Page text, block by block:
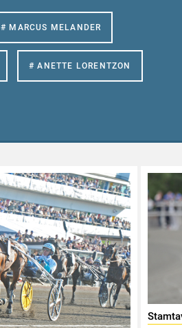
# MARCUS MELANDER
# ANETTE LORENTZON